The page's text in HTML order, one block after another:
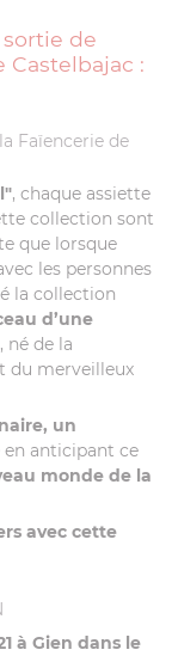
de
:
Faïencerie de
, chaque assiette
collection sont
que lorsque
les personnes
la collection
d’une
né de la
du merveilleux
un
en anticipant ce
monde de la
avec cette
à Gien dans le